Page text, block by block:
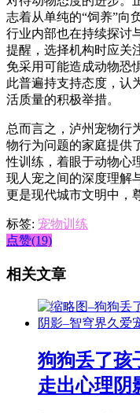
志着从单纯的“饲养”向
行业内部也在持续探讨
提醒，选择机构时应关
免采用可能造成动物恐
此普遍持支持态度，认
活质量的积极举措。
总而言之，泸州宠物行
物行为问题的家庭提供
性训练，着眼于动物心
现人宠之间的深度理解
更是现代城市文明中，
标签: 宠物训练
点赞(19)
相关文章
狗狗丢了孩
走出心理阴